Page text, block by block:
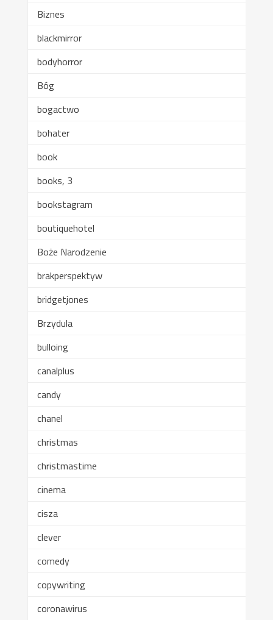
Biznes
blackmirror
bodyhorror
Bóg
bogactwo
bohater
book
books, 3
bookstagram
boutiquehotel
Boże Narodzenie
brakperspektyw
bridgetjones
Brzydula
bulloing
canalplus
candy
chanel
christmas
christmastime
cinema
cisza
clever
comedy
copywriting
coronawirus